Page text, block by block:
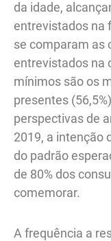
da idade,
entrevistados na
se comparam as
entrevistados na
mínimos são os
presentes
perspectivas de
2019, a intenção
do padrão
de 80% dos
comemorar.
A frequência a